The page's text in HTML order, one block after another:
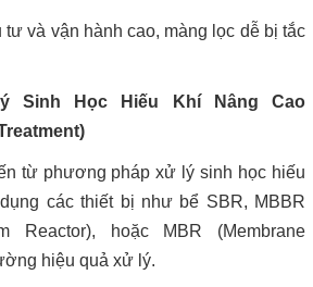
tư và vận hành cao, màng lọc dễ bị tắc
Sinh Học Hiếu Khí Nâng Cao
từ phương pháp xử lý sinh học hiếu
các thiết bị như bể SBR, MBBR
Reactor), hoặc MBR (Membrane
hiệu quả xử lý.